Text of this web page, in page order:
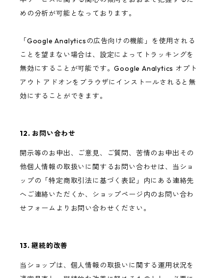
めの分析が可能となっております。
「Google Analyticsの広告向けの機能」を使用される
ことを望まない場合は、設定によってトラッキングを
無効にすることが可能です。Google Analytics オプト
アウト アドオンをブラウザにインストールされると無
効にすることができます。
12. お問い合わせ
開示等のお申出、ご意見、ご質問、苦情のお申出その
他個人情報の取扱いに関するお問い合わせは、当ショ
ップの「特定商取引法に基づく表記」内にある連絡先
へご連絡いただくか、ショップページ内のお問い合わ
せフォームよりお問い合わせください。
13. 継続的改善
当ショップは、個人情報の取扱いに関する運用状況を